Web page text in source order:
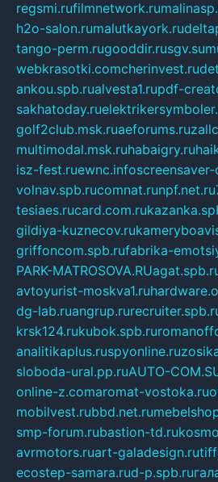
regsmi.rufilmnetwork.ru
h2o-salon.rumalutkayork.ru
tango-perm.rugooddir.rusgv.su
webkrasotki.comcherinvest.ru
ankou.spb.rualvesta1.rupdf-
sakhatoday.ru
golf2club.msk.ruaeforums.ru
multimodal.msk.ruhabaigry.ru
isz-fest.ruewnc.info
volnav.spb.rucomnat.runpf.net.ru
tesiaes.rucard.com.ru
gildiya-kuznecov.ru
griffoncom.spb.rufabrika-
PARK-MATROSOVA.RU
avtoyurist-moskva1.ru
dg-lab.ruangrup.ru
krsk124.rukubok.spb.ru
analitikaplus.ruspyonline.ru
sloboda-ural.pp.ruAUTO-
online-z.comaromat-vostoka.ru
mobilvest.rubbd.net.ru
smp-forum.rubastion-td.ru
avrmotors.ruart-galadesign.ru
ecostep-samara.rud-p.spb.ru